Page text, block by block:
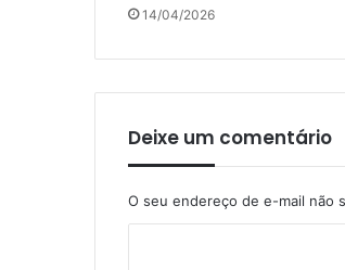
14/04/2026
Deixe um comentário
O seu endereço de e-mail não